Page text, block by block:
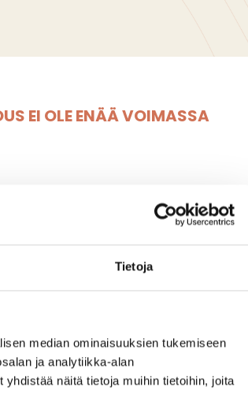
Tietoja
median ominaisuuksien tukemiseen
ja analytiikka-alan
näitä tietoja muihin tietoihin, joita
EI OLE ENÄÄ VOIMASSA
äitienpäivään S-Market